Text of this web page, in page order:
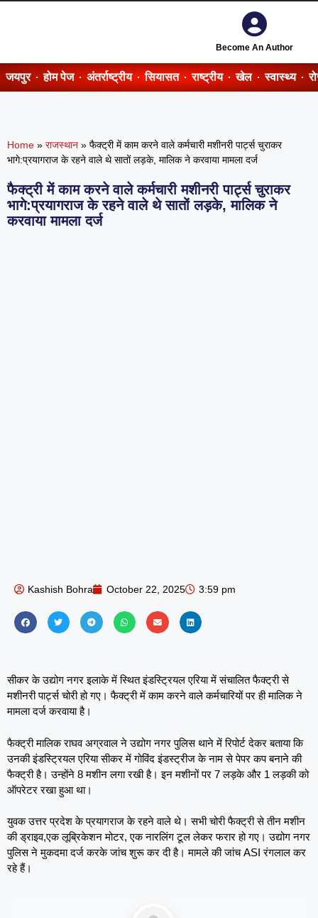
Become An Author
जयपुर होम पेज अंतर्राष्ट्रीय सियासत राष्ट्रीय खेल स्वास्थ्य
Home » राजस्थान » फैक्ट्री में काम करने वाले कर्मचारी मशीनरी पार्ट्स चुराकर
भागे:प्रयागराज के रहने वाले थे सातों लड़के, मालिक ने करवाया मामला दर्ज
फैक्ट्री में काम करने वाले कर्मचारी मशीनरी पार्ट्स चुराकर
भागे:प्रयागराज के रहने वाले थे सातों लड़के, मालिक ने
करवाया मामला दर्ज
Kashish Bohra October 22, 2025 3:59 pm
सीकर के उद्योग नगर इलाके में स्थित इंडस्ट्रियल एरिया में संचालित फैक्ट्री से
मशीनरी पार्ट्स चोरी हो गए। फैक्ट्री में काम करने वाले कर्मचारियों पर ही मालिक ने
मामला दर्ज करवाया है।
फैक्ट्री मालिक राघव अग्रवाल ने उद्योग नगर पुलिस थाने में रिपोर्ट देकर बताया कि
उनकी इंडस्ट्रियल एरिया सीकर में गोविंद इंडस्ट्रीज के नाम से पेपर कप बनाने की
फैक्ट्री है। उन्होंने 8 मशीन लगा रखी है। इन मशीनों पर 7 लड़के और 1 लड़की को
ऑपरेटर रखा हुआ था।
युवक उत्तर प्रदेश के प्रयागराज के रहने वाले थे। सभी चोरी फैक्ट्री से तीन मशीन
की ड्राइव,एक लूब्रिकेशन मोटर, एक नारलिंग टूल लेकर फरार हो गए। उद्योग नगर
पुलिस ने मुकदमा दर्ज करके जांच शुरू कर दी है। मामले की जांच ASI रंगलाल कर
रहे हैं।